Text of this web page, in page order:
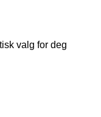
valg for deg